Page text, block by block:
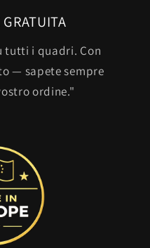
tutti i quadri. Con
— sapete sempre
ordine."